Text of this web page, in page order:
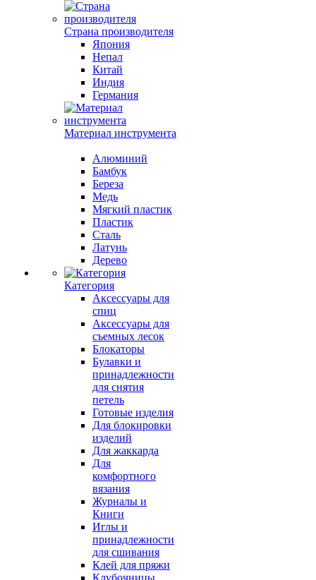
Страна производителя
Япония
Непал
Китай
Индия
Германия
Материал инструмента
Алюминий
Бамбук
Береза
Медь
Мягкий пластик
Пластик
Сталь
Латунь
Дерево
Категория
Аксессуары для
спиц
Аксессуары для
съемных лесок
Блокаторы
Булавки и
принадлежности
для снятия
петель
Готовые изделия
Для блокировки
изделий
Для жаккарда
Для
комфортного
вязания
Журналы и
Книги
Иглы и
принадлежности
для сшивания
Клей для пряжи
Клубочницы